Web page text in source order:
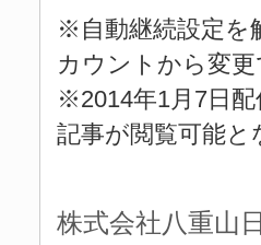
※自動継続設定を
カウントから変
※2014年1月7日
記事が閲覧可能
株式会社八重山